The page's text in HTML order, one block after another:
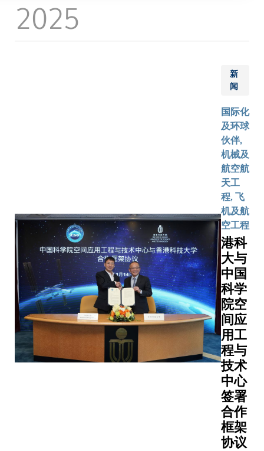
屑
2025
新
闻
国际化
及环球
伙伴,
机械及
航空航
天工
程, 飞
机及航
空工程
港科
大与
中国
科学
院空
间应
用工
程与
技术
中心
签署
合作
框架
协议